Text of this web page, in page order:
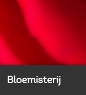
Back to index